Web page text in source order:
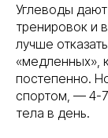
Углеводы
тренировок и
лучше
«медленных»,
постепенно.
спортом, — 4-
тела в день.